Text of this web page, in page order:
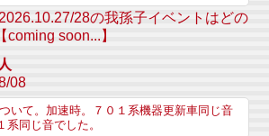
2026.10.27/28の我孫子イベントはどの
coming soon...】
08
いて。加速時。７０１系機器更新車同じ音
系同じ音でした。